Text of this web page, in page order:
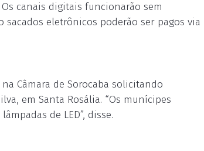
canais digitais funcionarão sem
eletrônicos poderão ser pagos via
Câmara de Sorocaba solicitando
em Santa Rosália. “Os munícipes
de LED”, disse.